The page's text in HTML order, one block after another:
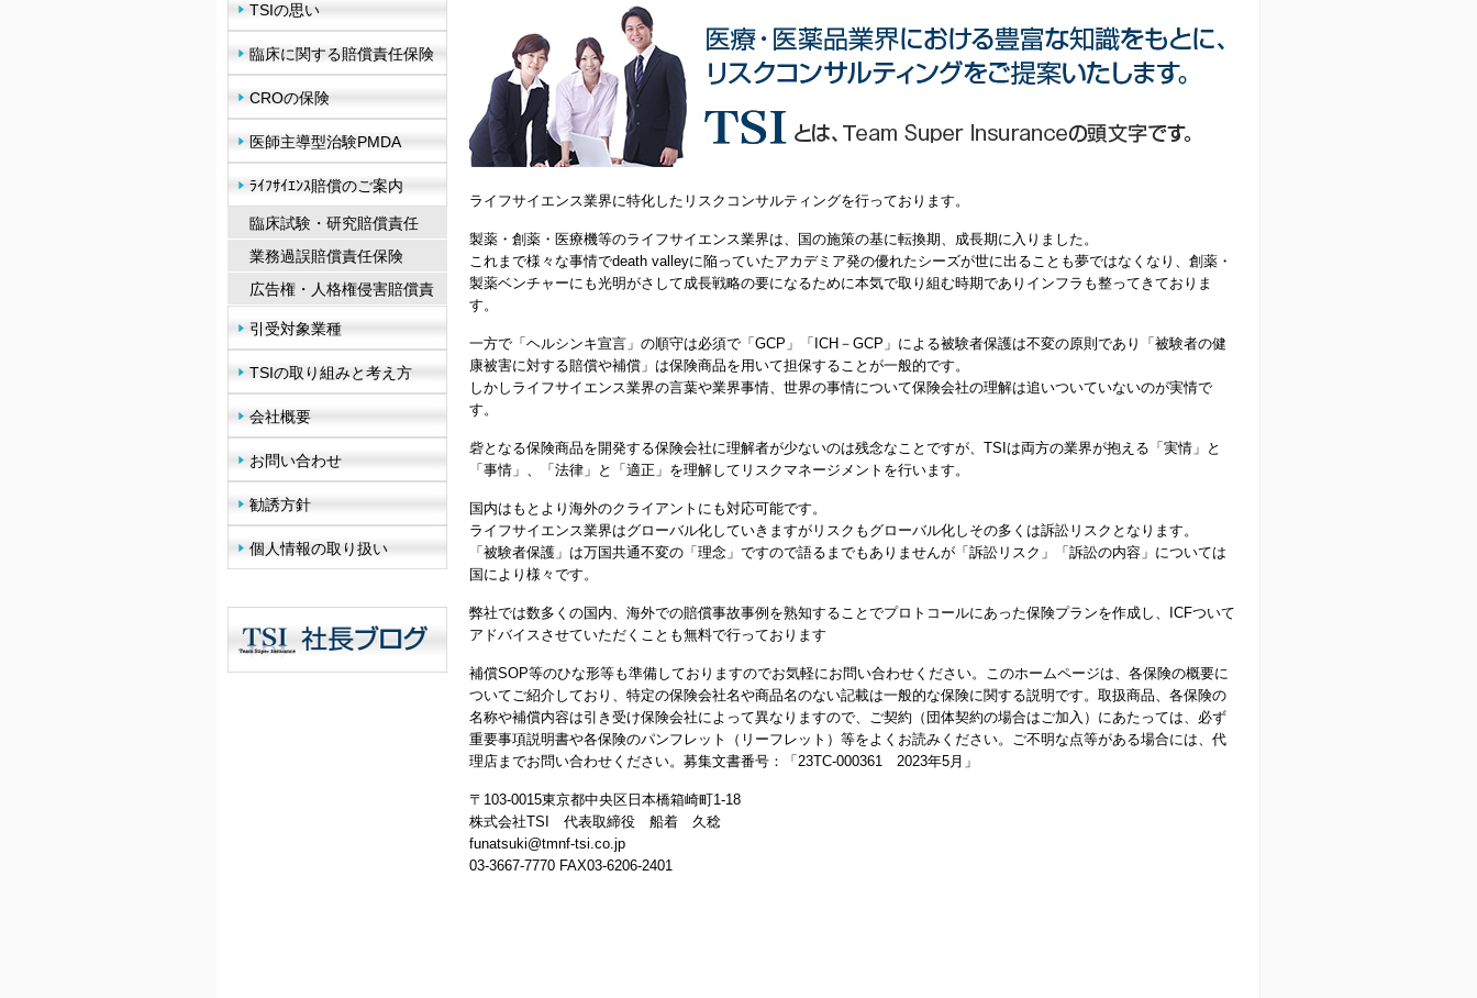
ライフサイエンス業界に特化したリスクコンサルティングを行っております。
製薬・創薬・医療機等のライフサイエンス業界は、国の施策の基に転換期、成長期に入りました。
これまで様々な事情でdeath valleyに陥っていたアカデミア発の優れたシーズが世に出ることも夢ではなくなり、創薬・
製薬ベンチャーにも光明がさして成長戦略の要になるために本気で取り組む時期でありインフラも整ってきておりま
す。
一方で「ヘルシンキ宣言」の順守は必須で「GCP」「ICH－GCP」による被験者保護は不変の原則であり「被験者の健
康被害に対する賠償や補償」は保険商品を用いて担保することが一般的です。
しかしライフサイエンス業界の言葉や業界事情、世界の事情について保険会社の理解は追いついていないのが実情で
す。
砦となる保険商品を開発する保険会社に理解者が少ないのは残念なことですが、TSIは両方の業界が抱える「実情」と
「事情」、「法律」と「適正」を理解してリスクマネージメントを行います。
国内はもとより海外のクライアントにも対応可能です。
ライフサイエンス業界はグローバル化していきますがリスクもグローバル化しその多くは訴訟リスクとなります。
「被験者保護」は万国共通不変の「理念」ですので語るまでもありませんが「訴訟リスク」「訴訟の内容」については
国により様々です。
弊社では数多くの国内、海外での賠償事故事例を熟知することでプロトコールにあった保険プランを作成し、ICFついて
アドバイスさせていただくことも無料で行っております
補償SOP等のひな形等も準備しておりますのでお気軽にお問い合わせください。このホームページは、各保険の概要に
ついてご紹介しており、特定の保険会社名や商品名のない記載は一般的な保険に関する説明です。取扱商品、各保険の
名称や補償内容は引き受け保険会社によって異なりますので、ご契約（団体契約の場合はご加入）にあたっては、必ず
重要事項説明書や各保険のパンフレット（リーフレット）等をよくお読みください。ご不明な点等がある場合には、代
理店までお問い合わせください。募集文書番号：「23TC-000361 2023年5月」
〒103-0015東京都中央区日本橋箱崎町1-18
株式会社TSI 代表取締役 船着 久稔
funatsuki@tmnf-tsi.co.jp
03-3667-7770 FAX03-6206-2401
TSIの思い
臨床に関する賠償責任保険
CROの保険
医師主導型治験PMDA
ﾗｲﾌｻｲｴﾝｽ賠償のご案内
臨床試験・研究賠償責任
業務過誤賠償責任保険
広告権・人格権侵害賠償責
任
引受対象業種
TSIの取り組みと考え方
会社概要
お問い合わせ
勧誘方針
個人情報の取り扱い